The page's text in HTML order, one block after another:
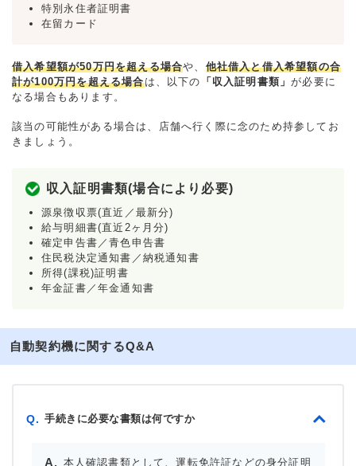
特別永住者証明書
在留カード
借入希望額が50万円を超える場合や、 他社借入と借入希望額の合
計が100万円を超える場合は、以下の 「収入証明書類」が必要に
なる場合もあります。
該当の可能性がある場合は、店舗へ行く際に念のため持参してお
きましょう。
収入証明書類(場合により必要)
源泉徴収票(直近／最新分)
給与明細書(直近2ヶ月分)
確定申告書／青色申告書
住民税決定通知書／納税通知書
所得(課税)証明書
年金証書／年金通知書
自動契約機に関するQ&A
Q. 手続きに必要な書類は何ですか
本人確認書類として、運転免許証などの身分証明